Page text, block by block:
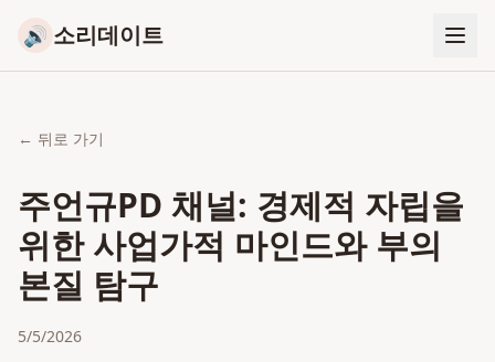
🔊 소리데이트
← 뒤로 가기
주언규PD 채널: 경제적 자립을
위한 사업가적 마인드와 부의
본질 탐구
5/5/2026